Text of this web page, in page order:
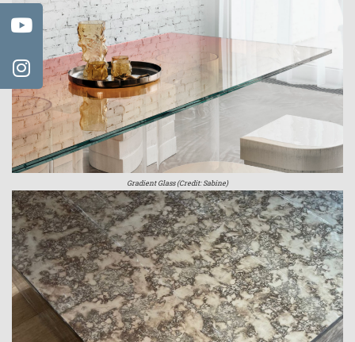
Gradient Glass (Credit: Sabine)